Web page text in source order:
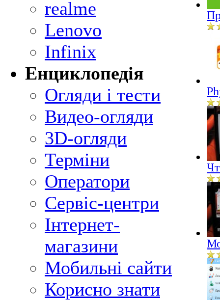
realme
Lenovo
Infinix
Енциклопедія
Огляди і тести
Видео-огляди
3D-огляди
Терміни
Оператори
Сервіс-центри
Інтернет-
магазини
Мобильні сайти
Корисно знати